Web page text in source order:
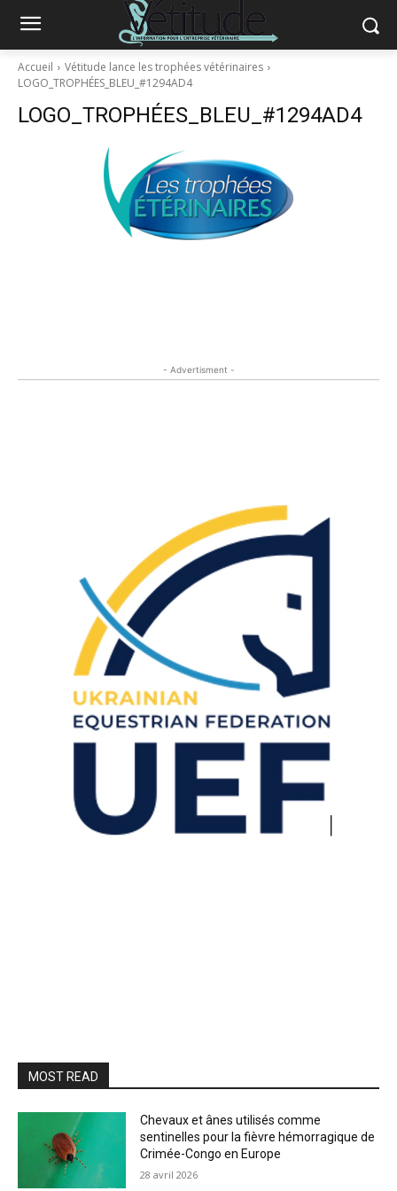
Accueil
Vétitude lance les trophées vétérinaires
LOGO_TROPHÉES_BLEU_#1294AD4
LOGO_TROPHÉES_BLEU_#1294AD4
- Advertisment -
MOST READ
Chevaux et ânes utilisés comme
sentinelles pour la fièvre hémorragique de
Crimée-Congo en Europe
28 avril 2026